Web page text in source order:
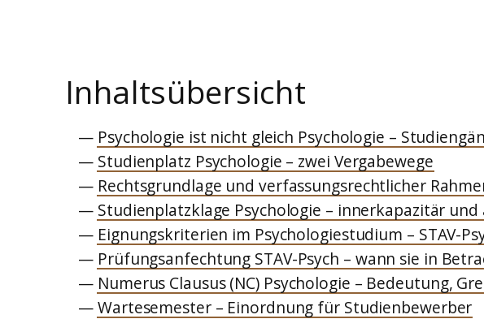
Inhaltsübersicht
Psychologie ist nicht gleich Psychologie –
Studienplatz Psychologie – zwei Vergabewege
Rechtsgrundlage und verfassungsrechtlicher
Studienplatzklage Psychologie – innerkapazitär
Eignungskriterien im Psychologiestudium – STAV-
Prüfungsanfechtung STAV-Psych – wann sie in
Numerus Clausus (NC) Psychologie – Bedeutung,
Wartesemester – Einordnung für Studienbewerber